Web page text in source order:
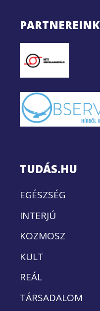
PARTNEREINK
TUDÁS.HU
EGÉSZSÉG
INTERJÚ
KOZMOSZ
KULT
REÁL
TÁRSADALOM